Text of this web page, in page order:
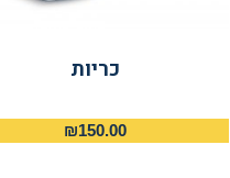
כריות
₪150.00